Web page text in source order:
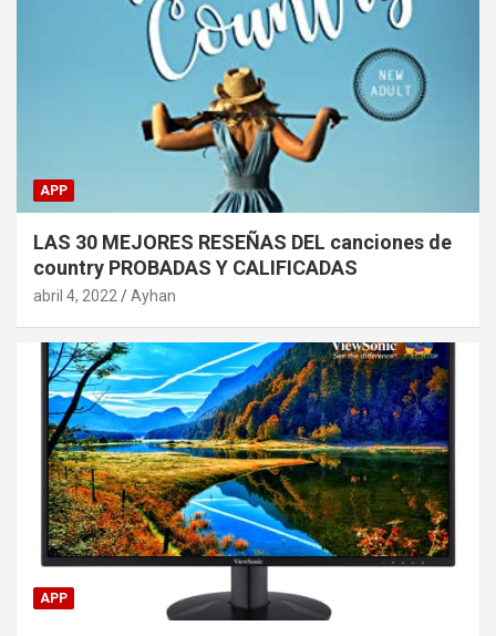
APP
LAS 30 MEJORES RESEÑAS DEL canciones de
country PROBADAS Y CALIFICADAS
abril 4, 2022 Ayhan
APP